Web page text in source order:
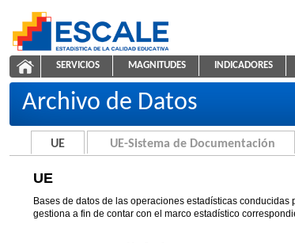
ESCALE - Unidad de Estadística Educativa
UE
NAVEGACIÓN
SERVICIOS MAGNITUDES INDICADORES
Archivo de Datos
UE UE-Sistema de Documentación
UE
Bases de datos de las operaciones estadísticas
gestiona a fin de contar con el marco estadístico